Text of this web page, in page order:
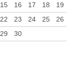
15 16 17 18
19
22 23 24 25
26
29 30